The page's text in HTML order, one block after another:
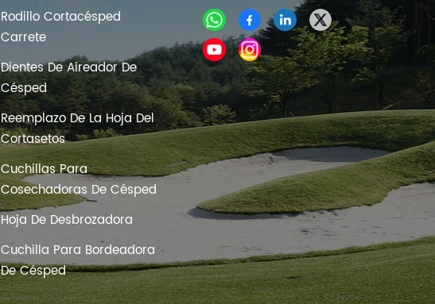
Rodillo Cortacésped
Carrete
Dientes De Aireador De
Césped
Reemplazo De La Hoja Del
Cortasetos
Cuchillas Para
Cosechadoras De Césped
Hoja De Desbrozadora
Cuchilla Para Bordeadora
De Césped